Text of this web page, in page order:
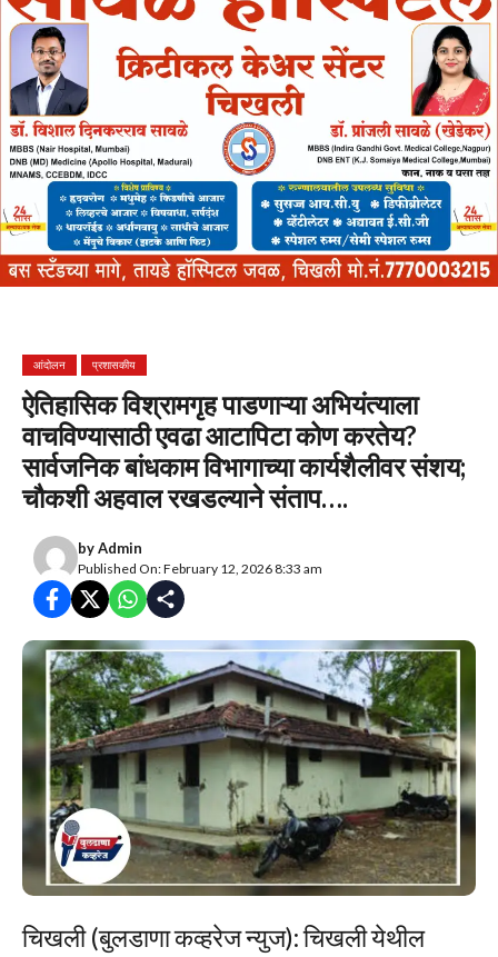
आंदोलन प्रशासकीय
ऐतिहासिक विश्रामगृह पाडणाऱ्या अभियंत्याला
वाचविण्यासाठी एवढा आटापिटा कोण करतेय?
सार्वजनिक बांधकाम विभागाच्या कार्यशैलीवर संशय;
चौकशी अहवाल रखडल्याने संताप….
byAdmin
Published On: February 12, 2026 8:33 am
चिखली (बुलडाणा कव्हरेज न्युज): चिखली येथील